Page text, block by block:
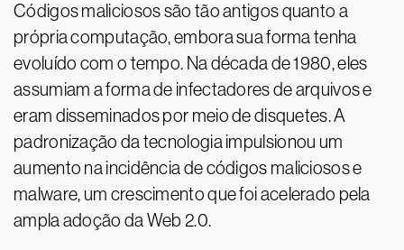
Códigos maliciosos são tão antigos quanto a
própria computação, embora sua forma tenha
evoluído com o tempo. Na década de 1980, eles
assumiam a forma de infectadores de arquivos e
eram disseminados por meio de disquetes. A
padronização da tecnologia impulsionou um
aumento na incidência de códigos maliciosos e
malware, um crescimento que foi acelerado pela
ampla adoção da Web 2.0.